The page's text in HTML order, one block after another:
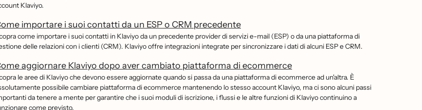
Klaviyo.
importare i suoi contatti da un ESP o CRM precedente
come importare i suoi contatti in Klaviyo da un precedente provider di servizi e-mail (ESP) o da una piattaforma di
delle relazioni con i clienti (CRM). Klaviyo offre integrazioni integrate per sincronizzare i dati di alcuni ESP e CRM.
aggiornare Klaviyo dopo aver cambiato piattaforma di ecommerce
le aree di Klaviyo che devono essere aggiornate quando si passa da una piattaforma di ecommerce ad un'altra. È
possibile cambiare piattaforma di ecommerce mantenendo lo stesso account Klaviyo, ma ci sono alcuni passi
da tenere a mente per garantire che i suoi moduli di iscrizione, i flussi e le altre funzioni di Klaviyo continuino a
come previsto.